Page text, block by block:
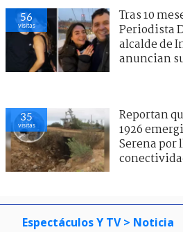
56
visitas
Tras 10
Periodista
alcalde de
anuncian
35
visitas
Reportan
1926
Serena por
Espectáculos Y TV > Noticia